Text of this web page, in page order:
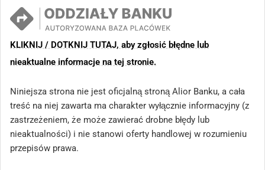
KLIKNIJ / DOTKNIJ TUTAJ, aby zgłosić błędne lub
nieaktualne informacje na tej stronie.
Niniejsza strona nie jest oficjalną stroną Alior Banku, a cała
treść na niej zawarta ma charakter wyłącznie informacyjny (z
zastrzeżeniem, że może zawierać drobne błędy lub
nieaktualności) i nie stanowi oferty handlowej w rozumieniu
przepisów prawa.